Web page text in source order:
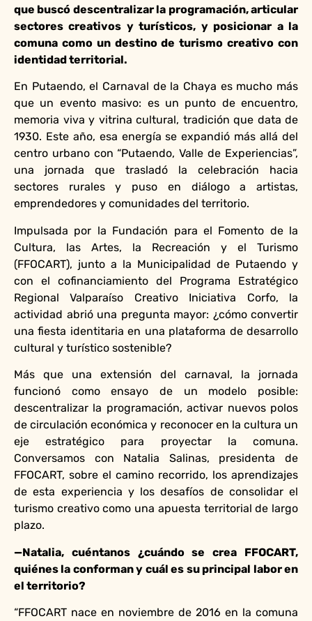
que buscó descentralizar la programación, articular
sectores creativos y turísticos, y posicionar a la
comuna como un destino de turismo creativo con
identidad territorial.
En Putaendo, el Carnaval de la Chaya es mucho más
que un evento masivo: es un punto de encuentro,
memoria viva y vitrina cultural, tradición que data de
1930. Este año, esa energía se expandió más allá del
centro urbano con “Putaendo, Valle de Experiencias”,
una jornada que trasladó la celebración hacia
sectores rurales y puso en diálogo a artistas,
emprendedores y comunidades del territorio.
Impulsada por la Fundación para el Fomento de la
Cultura, las Artes, la Recreación y el Turismo
(FFOCART), junto a la Municipalidad de Putaendo y
con el cofinanciamiento del Programa Estratégico
Regional Valparaíso Creativo Iniciativa Corfo, la
actividad abrió una pregunta mayor: ¿cómo convertir
una fiesta identitaria en una plataforma de desarrollo
cultural y turístico sostenible?
Más que una extensión del carnaval, la jornada
funcionó como ensayo de un modelo posible:
descentralizar la programación, activar nuevos polos
de circulación económica y reconocer en la cultura un
eje estratégico para proyectar la comuna.
Conversamos con Natalia Salinas, presidenta de
FFOCART, sobre el camino recorrido, los aprendizajes
de esta experiencia y los desafíos de consolidar el
turismo creativo como una apuesta territorial de largo
plazo.
—Natalia, cuéntanos ¿cuándo se crea FFOCART,
quiénes la conforman y cuál es su principal labor en
el territorio?
“FFOCART nace en noviembre de 2016 en la comuna